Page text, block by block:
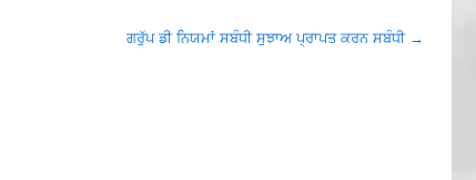
ਗਰੁੱਪ ਡੀ ਨਿਯਮਾਂ ਸਬੰਧੀ ਸੁਝਾਅ ਪ੍ਰਾਪਤ ਕਰਨ ਸਬੰਧੀ →